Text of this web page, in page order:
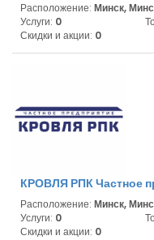
Расположение: Минск,
Услуги: 0
Скидки и акции: 0
КРОВЛЯ РПК Частное
Расположение: Минск,
Услуги: 0
Скидки и акции: 0